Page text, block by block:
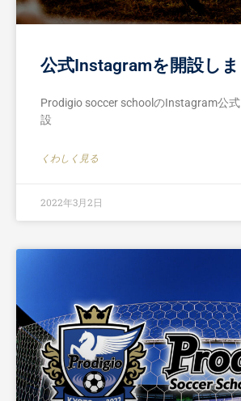
公式Instagramを開設し
Prodigio soccer schoolのInstagram公
設
くわしく見る
2022年3月2日